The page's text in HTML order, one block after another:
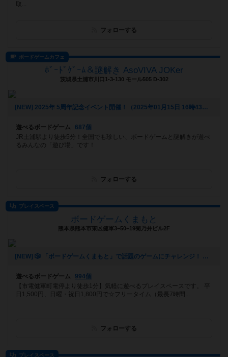
取...
フォローする
ボードゲームカフェ
ﾎﾞｰﾄﾞｹﾞｰﾑ＆謎解き AsoVIVA JOKer
茨城県土浦市川口1-3-130 モール505 D-302
[NEW] 2025年 5周年記念イベント開催！（2025年01月15日 16時43分）
遊べるボードゲーム
687個
JR土浦駅より徒歩5分！全国でも珍しい、ボードゲームと謎解きが遊べ
るみんなの「遊び場」です！
フォローする
プレイスペース
ボードゲームくまもと
熊本県熊本市東区健軍3−50−19菊乃井ビル2F
[NEW] 🎲 「ボードゲームくまもと」で話題のゲームにチャレンジ！ 🚀✨（2024年12月16日 12時53分）
遊べるボードゲーム
994個
【市電健軍町電停より徒歩1分】気軽に遊べるプレイスペースです。 平
日1,500円、日曜・祝日1,800円で☆フリータイム（最長7時間...
フォローする
プレイスペース